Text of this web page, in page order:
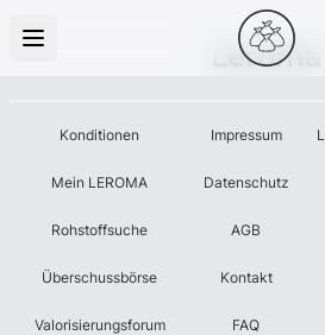
Leroma
Konditionen
Mein LEROMA
Rohstoffsuche
Überschussbörse
Valorisierungsforum
Impressum
Datenschutz
AGB
Kontakt
FAQ